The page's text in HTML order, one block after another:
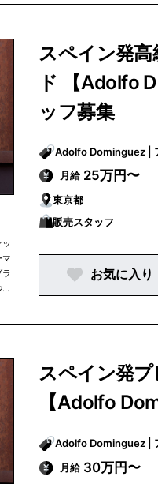
マ
スペイン発
ド 【Adolfo
ッフ募集
月給 25万円〜
東京都
販売スタッフ
お気に入り
スペイン発
【Adolfo
月給 30万円〜